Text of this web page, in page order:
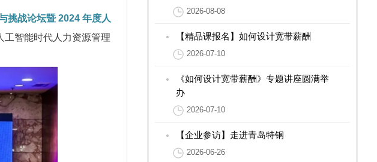
挑战论坛暨 2024 年度人
工智能时代人力资源管理
2026-08-08
【精品课报名】如何设计宽带薪酬
2026-07-10
《如何设计宽带薪酬》专题讲座圆满举
办
2026-07-10
【企业参访】走进青岛特钢
2026-06-26